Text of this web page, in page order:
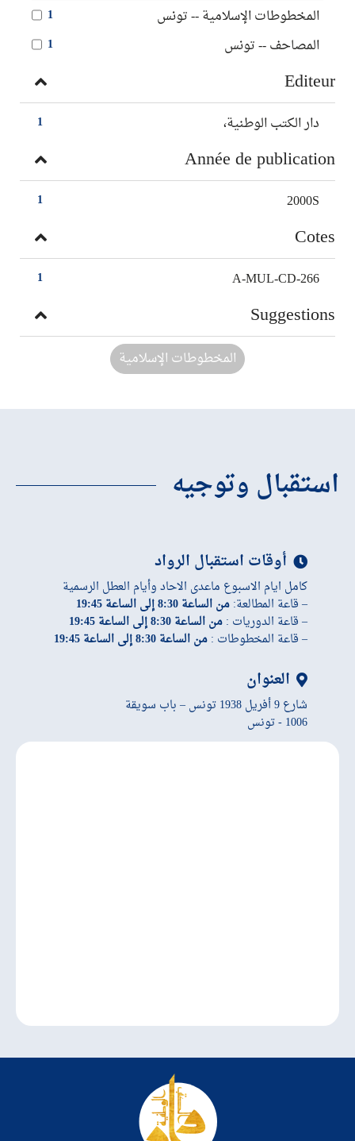
1 المخطوطات الإسلامية -- تونس
1 المصاحف -- تونس
Editeur
1 دار الكتب الوطنية،
Année de publication
1 2000S
Cotes
1 A-MUL-CD-266
Suggestions
المخطوطات الإسلامية
استقبال وتوجيه
أوقات استقبال الرواد
كامل ايام الاسبوع ماعدى الاحاد وأيام العطل الرسمية
– قاعة المطالعة:من الساعة 8:30 إلى الساعة 19:45
– قاعة الدوريات :من الساعة 8:30 إلى الساعة 19:45
– قاعة المخطوطات :من الساعة 8:30 إلى الساعة 19:45
العنوان
شارع 9 أفريل 1938 تونس – باب سويقة
1006 - تونس